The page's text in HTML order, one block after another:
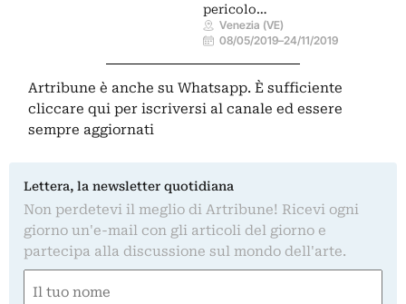
pericolo…
Venezia (VE)
08/05/2019–24/11/2019
Artribune è anche su Whatsapp. È sufficiente
cliccare qui per iscriversi al canale ed essere
sempre aggiornati
Lettera, la newsletter quotidiana
Non perdetevi il meglio di Artribune! Ricevi ogni
giorno un'e-mail con gli articoli del giorno e
partecipa alla discussione sul mondo dell'arte.
(Obbligatorio)